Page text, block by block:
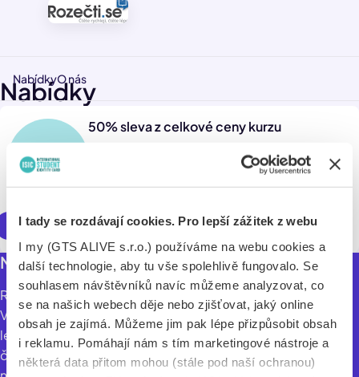
I tady se rozdávají cookies. Pro lepší zážitek z webu
I my (GTS ALIVE s.r.o.) používáme na webu cookies a
další technologie, aby tu vše spolehlivě fungovalo. Se
souhlasem návštěvníků navíc můžeme analyzovat, co
se na našich webech děje nebo zjišťovat, jaký online
obsah je zajímá. Můžeme jim pak lépe přizpůsobit obsah
i reklamu. Pomáhají nám s tím marketingové nástroje a
některá data přitom mohou (stále pod naší ochranou)
NabídkyO nás
Nabídky
50% sleva z celkové ceny kurzu
Využít online
Nauč se číst 2x efektivněji s 50% slevou.
Rozečti.se je online aplikace pro výuku rychlého čtení.
Výuka probíhá formou absolvování 20 předpřipravených
lekcí a doplňkových cvičení. Díky online kurzu rychlého
čtení Rozečti.se ovládnete dovednost rychlého čtení -